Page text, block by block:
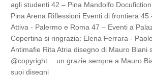
agli studenti 42 – Pina Mandolfo
Pina Arena Riflessioni Eventi di frontiera
Attiva - Palermo e Roma 47 – Eventi a
Copertina si ringrazia: Elena Ferrara -
Antimafie Rita Atria disegno di Mauro Biani
@copyright …un grazie sempre a Mauro
suoi disegni